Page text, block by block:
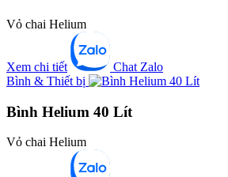
Vỏ chai Helium
Xem chi tiết
Chat Zalo
Bình & Thiết bị
Bình Helium 40 Lít
Vỏ chai Helium